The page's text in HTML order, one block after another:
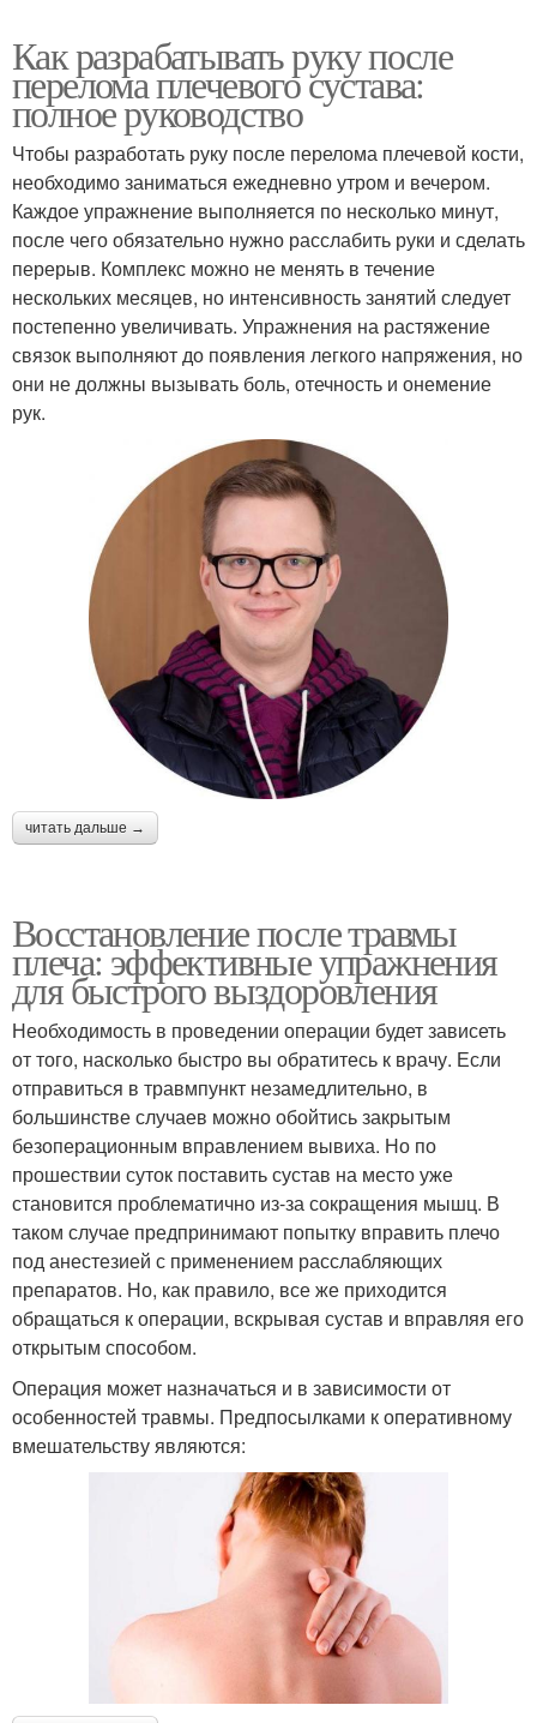
Как разрабатывать руку после
перелома плечевого сустава:
полное руководство
Чтобы разработать руку после перелома плечевой кости,
необходимо заниматься ежедневно утром и вечером.
Каждое упражнение выполняется по несколько минут,
после чего обязательно нужно расслабить руки и сделать
перерыв. Комплекс можно не менять в течение
нескольких месяцев, но интенсивность занятий следует
постепенно увеличивать. Упражнения на растяжение
связок выполняют до появления легкого напряжения, но
они не должны вызывать боль, отечность и онемение
рук.
читать дальше →
Восстановление после травмы
плеча: эффективные упражнения
для быстрого выздоровления
Необходимость в проведении операции будет зависеть
от того, насколько быстро вы обратитесь к врачу. Если
отправиться в травмпункт незамедлительно, в
большинстве случаев можно обойтись закрытым
безоперационным вправлением вывиха. Но по
прошествии суток поставить сустав на место уже
становится проблематично из-за сокращения мышц. В
таком случае предпринимают попытку вправить плечо
под анестезией с применением расслабляющих
препаратов. Но, как правило, все же приходится
обращаться к операции, вскрывая сустав и вправляя его
открытым способом.
Операция может назначаться и в зависимости от
особенностей травмы. Предпосылками к оперативному
вмешательству являются: